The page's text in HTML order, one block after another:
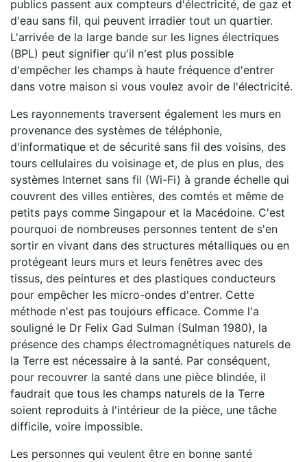
publics passent aux compteurs d'électricité, de gaz et
d'eau sans fil, qui peuvent irradier tout un quartier.
L'arrivée de la large bande sur les lignes électriques
(BPL) peut signifier qu'il n'est plus possible
d'empêcher les champs à haute fréquence d'entrer
dans votre maison si vous voulez avoir de l'électricité.
Les rayonnements traversent également les murs en
provenance des systèmes de téléphonie,
d'informatique et de sécurité sans fil des voisins, des
tours cellulaires du voisinage et, de plus en plus, des
systèmes Internet sans fil (Wi-Fi) à grande échelle qui
couvrent des villes entières, des comtés et même de
petits pays comme Singapour et la Macédoine. C'est
pourquoi de nombreuses personnes tentent de s'en
sortir en vivant dans des structures métalliques ou en
protégeant leurs murs et leurs fenêtres avec des
tissus, des peintures et des plastiques conducteurs
pour empêcher les micro-ondes d'entrer. Cette
méthode n'est pas toujours efficace. Comme l'a
souligné le Dr Felix Gad Sulman (Sulman 1980), la
présence des champs électromagnétiques naturels de
la Terre est nécessaire à la santé. Par conséquent,
pour recouvrer la santé dans une pièce blindée, il
faudrait que tous les champs naturels de la Terre
soient reproduits à l'intérieur de la pièce, une tâche
difficile, voire impossible.
Les personnes qui veulent être en bonne santé